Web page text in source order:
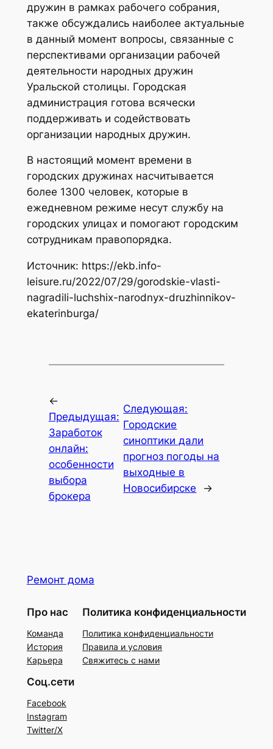
дружин в рамках рабочего собрания,
также обсуждались наиболее актуальные
в данный момент вопросы, связанные с
перспективами организации рабочей
деятельности народных дружин
Уральской столицы. Городская
администрация готова всячески
поддерживать и содействовать
организации народных дружин.
В настоящий момент времени в
городских дружинах насчитывается
более 1300 человек, которые в
ежедневном режиме несут службу на
городских улицах и помогают городским
сотрудникам правопорядка.
Источник: https://ekb.info-
leisure.ru/2022/07/29/gorodskie-vlasti-
nagradili-luchshix-narodnyx-druzhinnikov-
ekaterinburga/
←
Предыдущая:
Заработок
онлайн:
особенности
выбора
брокера
Следующая:
Городские
синоптики дали
прогноз погоды на
выходные в
Новосибирске
→
Ремонт дома
Про нас
Команда
История
Карьера
Политика конфиденциальности
Политика конфиденциальности
Правила и условия
Свяжитесь с нами
Соц.сети
Facebook
Instagram
Twitter/X